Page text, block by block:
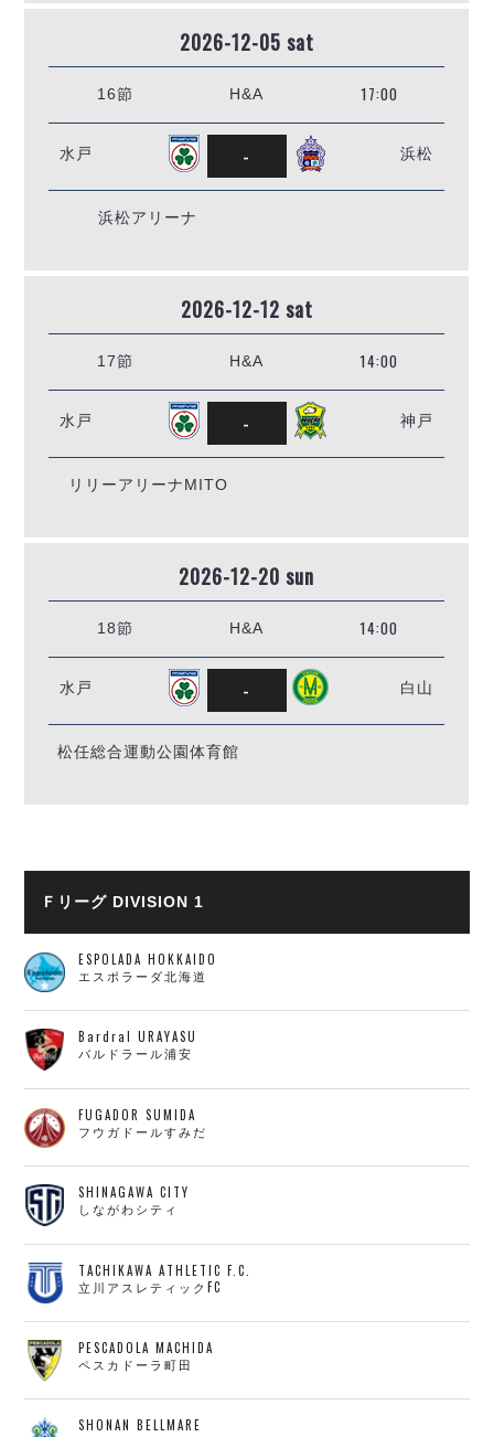
2026-12-05 sat
16節 H&A 17:00
水戸 - 浜松
浜松アリーナ
2026-12-12 sat
17節 H&A 14:00
水戸 - 神戸
リリーアリーナMITO
2026-12-20 sun
18節 H&A 14:00
水戸 - 白山
松任総合運動公園体育館
Ｆリーグ DIVISION 1
ESPOLADA HOKKAIDO
エスポラーダ北海道
Bardral URAYASU
バルドラール浦安
FUGADOR SUMIDA
フウガドールすみだ
SHINAGAWA CITY
しながわシティ
TACHIKAWA ATHLETIC F.C.
立川アスレティックFC
PESCADOLA MACHIDA
ペスカドーラ町田
SHONAN BELLMARE